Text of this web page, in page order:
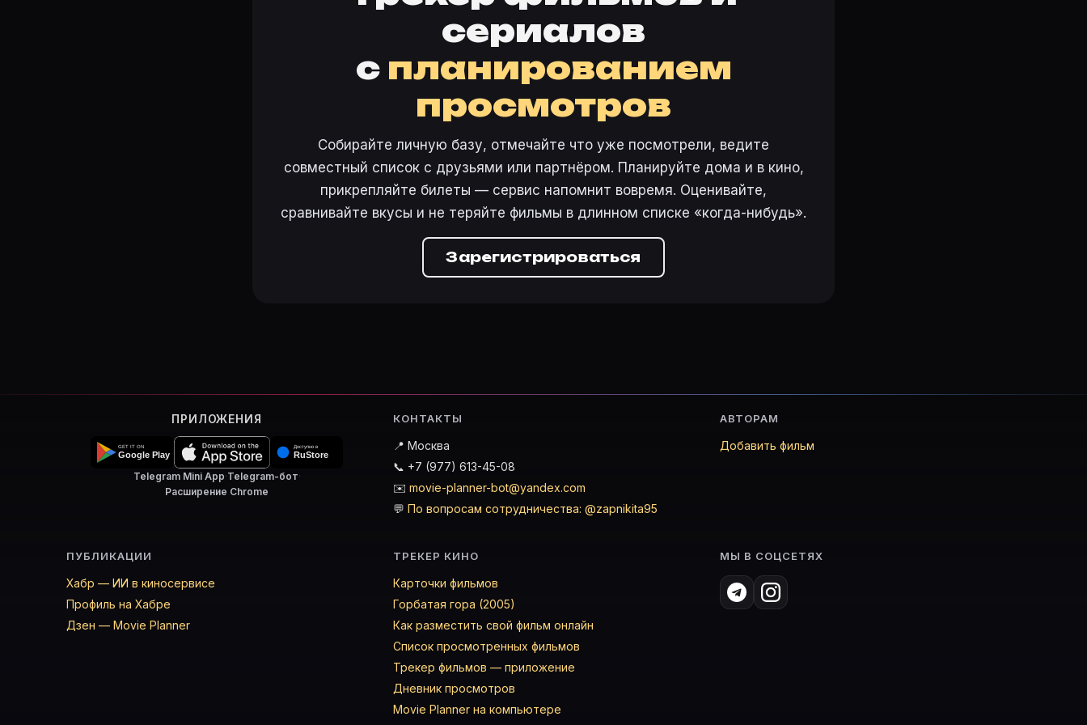
сериалов
с планированием
просмотров
Собирайте личную базу, отмечайте что уже посмотрели, ведите
совместный список с друзьями или партнёром. Планируйте дома и в кино,
прикрепляйте билеты — сервис напомнит вовремя. Оценивайте,
сравнивайте вкусы и не теряйте фильмы в длинном списке «когда-нибудь».
Зарегистрироваться
ПРИЛОЖЕНИЯ
Telegram Mini App·Telegram-бот·
Расширение Chrome
КОНТАКТЫ
📍 Москва
📞 +7 (977) 613-45-08
✉️ movie-planner-bot@yandex.com
💬 По вопросам сотрудничества: @zapnikita95
АВТОРАМ
Добавить фильм
ПУБЛИКАЦИИ
Хабр — ИИ в киносервисе
Профиль на Хабре
Дзен — Movie Planner
ТРЕКЕР КИНО
Карточки фильмов
Горбатая гора (2005)
Как разместить свой фильм онлайн
Список просмотренных фильмов
Трекер фильмов — приложение
Дневник просмотров
Movie Planner на компьютере
МЫ В СОЦСЕТЯХ